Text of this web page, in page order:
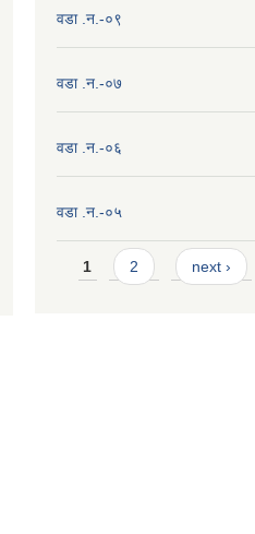
वडा .न.-०९
वडा .न.-०७
वडा .न.-०६
वडा .न.-०५
Pages
1 2 next ›